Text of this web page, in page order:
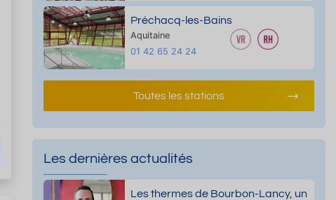
Préchacq-les-Bains
Aquitaine
01 42 65 24 24
Toutes les stations
Les dernières actualités
Les thermes de Bourbon-Lancy, un